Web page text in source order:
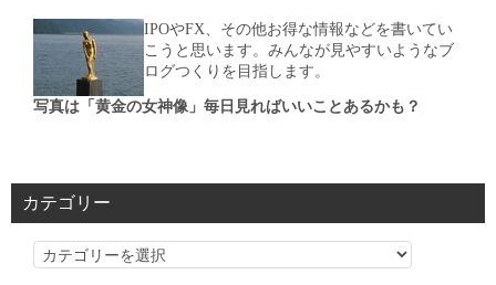
IPOやFX、その他お得な情報などを書いてい
こうと思います。みんなが見やすいようなブ
ログつくりを目指します。
写真は「黄金の女神像」毎日見ればいいことあるかも？
カテゴリー
カ